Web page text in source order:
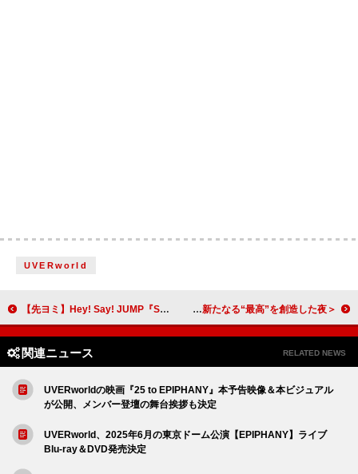
UVERworld
【先ヨミ】Hey! Say! JUMP『S say』約18.2万枚で現在アルバム1位走行中 ONE N' ONLYが追う ＜ライブレポート＞「ビルボード大阪！ 戻ってまいりました！」RHYMESTER＆THE BOOM BAPSが新たなる“最高”を創造した夜
関連ニュース RELATED NEWS
UVERworldの映画『25 to EPIPHANY』本予告映像＆本ビジュアル
が公開、メンバー登壇の舞台挨拶も決定
UVERworld、2025年6月の東京ドーム公演【EPIPHANY】ライブ
Blu-ray＆DVD発売決定